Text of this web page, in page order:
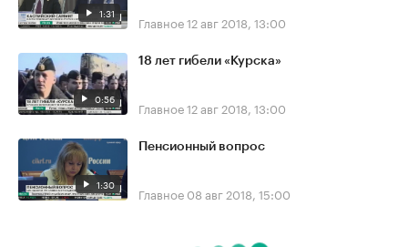
1:31 Главное12 авг 2018, 13:00
0:56
18 лет гибели «Курска»
Главное12 авг 2018, 13:00
1:30
Пенсионный вопрос
Главное 08 авг 2018, 15:00